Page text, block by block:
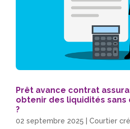
Prêt avance contrat
obtenir des liquidités
?
02 septembre 2025 |Courtier